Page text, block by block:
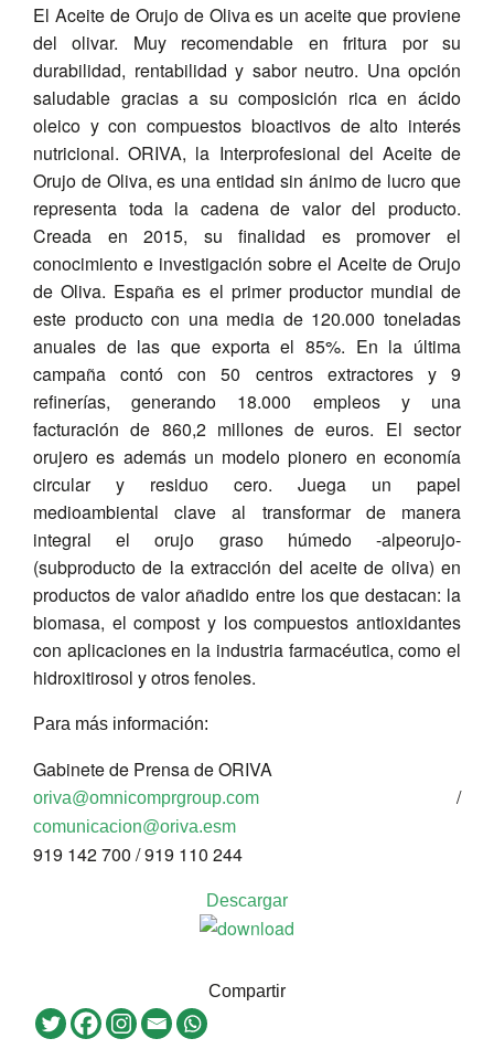
El Aceite de Orujo de Oliva es un aceite que proviene
del olivar. Muy recomendable en fritura por su
durabilidad, rentabilidad y sabor neutro. Una opción
saludable gracias a su composición rica en ácido
oleico y con compuestos bioactivos de alto interés
nutricional. ORIVA, la Interprofesional del Aceite de
Orujo de Oliva, es una entidad sin ánimo de lucro que
representa toda la cadena de valor del producto.
Creada en 2015, su finalidad es promover el
conocimiento e investigación sobre el Aceite de Orujo
de Oliva. España es el primer productor mundial de
este producto con una media de 120.000 toneladas
anuales de las que exporta el 85%. En la última
campaña contó con 50 centros extractores y 9
refinerías, generando 18.000 empleos y una
facturación de 860,2 millones de euros. El sector
orujero es además un modelo pionero en economía
circular y residuo cero. Juega un papel
medioambiental clave al transformar de manera
integral el orujo graso húmedo -alpeorujo-
(subproducto de la extracción del aceite de oliva) en
productos de valor añadido entre los que destacan: la
biomasa, el compost y los compuestos antioxidantes
con aplicaciones en la industria farmacéutica, como el
hidroxitirosol y otros fenoles.
Para más información:
Gabinete de Prensa de ORIVA
oriva@omnicomprgroup.com /
comunicacion@oriva.esm
919 142 700 / 919 110 244
Descargar
Compartir